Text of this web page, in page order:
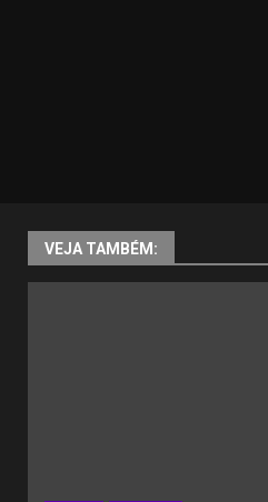
VEJA TAMBÉM: